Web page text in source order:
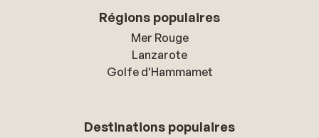
Régions populaires
Mer Rouge
Lanzarote
Golfe d'Hammamet
Destinations populaires